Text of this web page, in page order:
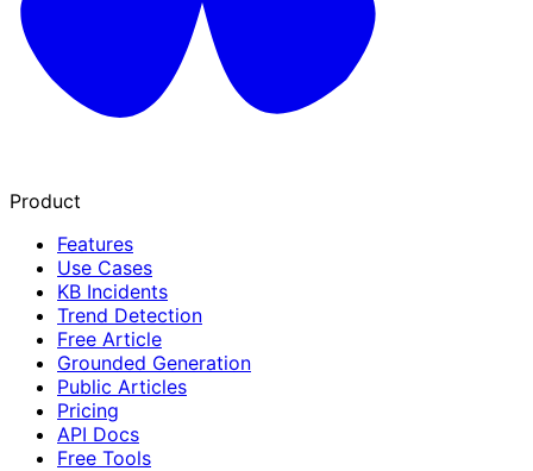
Product
Features
Use Cases
KB Incidents
Trend Detection
Free Article
Grounded Generation
Public Articles
Pricing
API Docs
Free Tools